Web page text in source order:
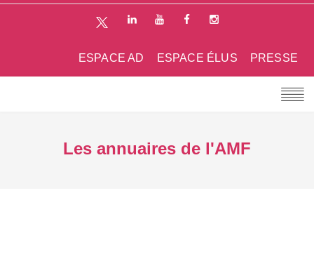
PRESSE
ESPACE ÉLUS
ESPACE AD
Les annuaires de l'AMF